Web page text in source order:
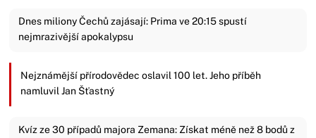
Dnes miliony Čechů zajásají: Prima ve 20:15 spustí
nejmrazivější apokalypsu
Nejznámější přírodovědec oslavil 100 let. Jeho příběh
namluvil Jan Šťastný
Kvíz ze 30 případů majora Zemana: Získat méně než 8 bodů z